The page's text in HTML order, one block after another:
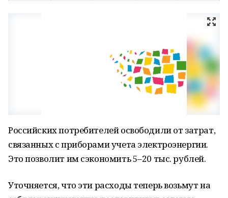
Российских потребителей освободили от затрат,
связанных с приборами учета электроэнергии.
Это позволит им сэкономить 5–20 тыс. рублей.
Уточняется, что эти расходы теперь возьмут на